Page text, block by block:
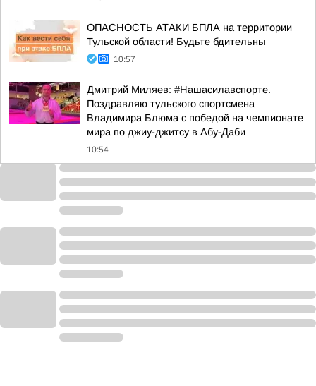
ОПАСНОСТЬ АТАКИ БПЛА на территории
Тульской области! Будьте бдительны
10:57
Дмитрий Миляев: #Нашасилавспорте.
Поздравляю тульского спортсмена
Владимира Блюма с победой на чемпионате
мира по джиу-джитсу в Абу-Даби
10:54